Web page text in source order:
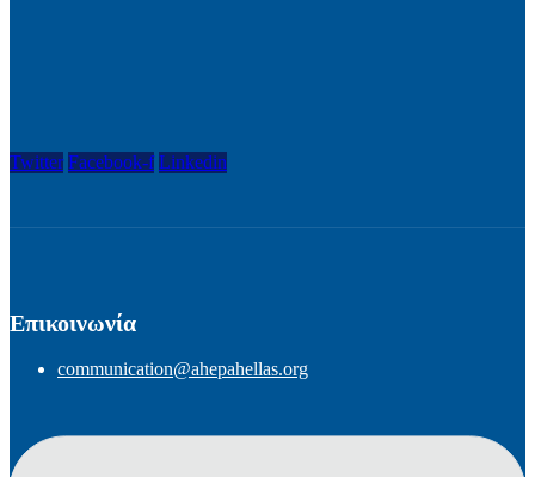
Twitter Facebook-f Linkedin
Επικοινωνία
communication@ahepahellas.org